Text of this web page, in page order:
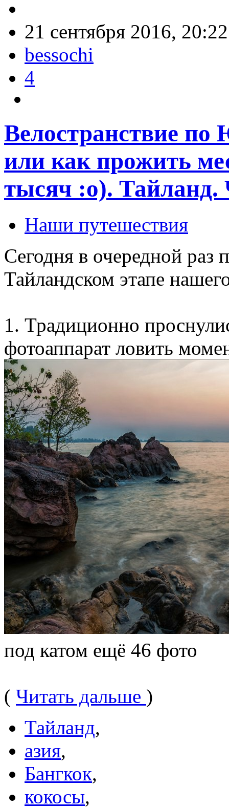
21 сентября 2016, 20:22
bessochi
4
Велостранствие
или как прожить
тысяч :о). Тайланд.
Наши путешествия
Сегодня в очередной раз
Тайландском этапе
1. Традиционно
фотоаппарат ловить
под катом ещё 46 фото
( Читать дальше )
Тайланд,
азия,
Бангкок,
кокосы,